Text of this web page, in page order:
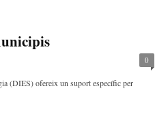
0
(DIES) ofereix un suport específic per